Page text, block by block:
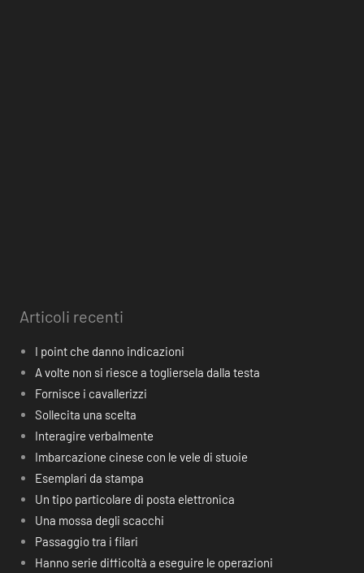
Articoli recenti
I point che danno indicazioni
A volte non si riesce a togliersela dalla testa
Fornisce i cavallerizzi
Sollecita una scelta
Interagire verbalmente
Imbarcazione cinese con le vele di stuoie
Esemplari da stampa
Un tipo particolare di posta elettronica
Una mossa degli scacchi
Passaggio tra i filari
Hanno serie difficoltà a eseguire le operazioni